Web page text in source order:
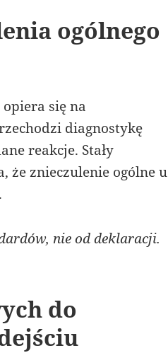
ogólnego
się na
diagnostykę
reakcje. Stały
znieczulenie ogólne u
nie od deklaracji.
do